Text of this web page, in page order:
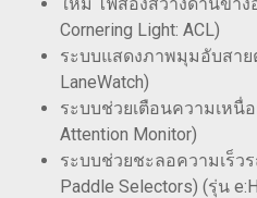
Cornering Light: ACL)
ระบบแสดงภาพมุมอับสาย
LaneWatch)
ระบบช่วยเตือนความเหนื่
Attention Monitor)
ระบบช่วยชะลอความเร็ว
Paddle Selectors) (รุ่น